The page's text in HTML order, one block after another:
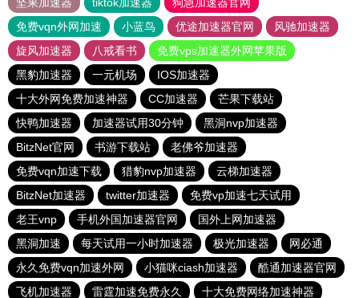
坚果加速器
tiktok加速器
狗急加速器官网
免费vqn外网加速
小蓝鸟 优途加速器官网
风驰加速器
旋风加速器
八戒看书
免费vps加速器外网苹果版
黑豹加速器
一元机场
IOS加速器
十大外网免费加速神器
CC加速器
芒果下载站
快鸭加速器
加速器试用30分钟
黑洞nvp加速器
BitzNet官网
书游下载站
老佛爷加速器
免费vqn加速下载
猎豹nvp加速器
云梯加速器
BitzNet加速器
twitter加速器
免费vp加速七天试用
老王vnp
手机外国加速器官网
国外上网加速器
黑洞加速
每天试用一小时加速器 极光加速器
网必通
永久免费vqn加速外网
小猫咪ciash加速器
酷通加速器官网
飞机加速器
雷霆加速免费永久 十大免费网络加速神器